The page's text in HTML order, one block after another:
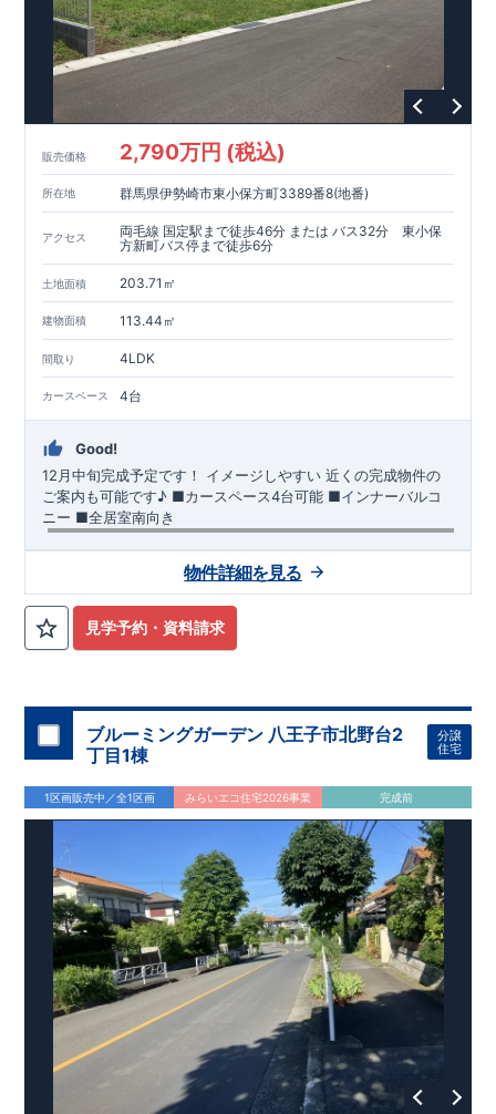
販売価格 2,790万円 (税込)
所在地 群馬県伊勢崎市東小保方町3389番8(地番)
アクセス
両毛線 国定駅まで徒歩46分 または バス32分 東小保
方新町バス停まで徒歩6分
土地面積 203.71㎡
建物面積 113.44㎡
間取り 4LDK
カースペース 4台
Good!
12月中旬完成予定です！
イメージしやすい 近くの完成物件の
ご案内も可能です♪ ​■カースペース4台可能 ​■インナーバルコ
ニー ​■全居室南向き
校…… 徒歩22分（約1710ｍ）
（地盤編） ​地震に強い家づくり（建物編） 地震に強い家づく
り（制震編）
【ブルーミングガーデンが選ばれる理由】
​↓ クリックすると
詳細ページが表示されます
外観デザインへのこだわり メンテナンスリフォーム
高崎営業所（定休日：火曜日・水
曜日）
営業時間／9：30～18：30
GOOD DESIGN AWARD2024 東栄住宅​は、この度2024年度
グッドデザイン賞を3プロジェクト同時受賞いたしました。
木造住宅用制震ダンパー / 東栄セーフティダンパー 地盤改
良工法 / R-Evolve パイル 宅地開発手法 / 簡単に地図から
消せる道
見学予約・資料請求
物件詳細を見る
ブルーミングガーデン 八王子市北野台2
丁目1棟
分譲
住宅
1区画販売中／全1区画 みらいエコ住宅2026事業 完成前